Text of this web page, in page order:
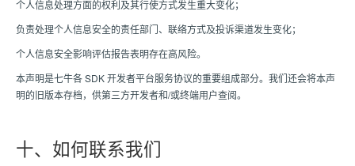
个人信息处理方面的权利及其行使方式发生重大变化；
负责处理个人信息安全的责任部门、联络方式及投诉渠道发生变化；
个人信息安全影响评估报告表明存在高风险。
本声明是七牛各 SDK 开发者平台服务协议的重要组成部分。我们还会将本声
明的旧版本存档，供第三方开发者和/或终端用户查阅。
十、如何联系我们